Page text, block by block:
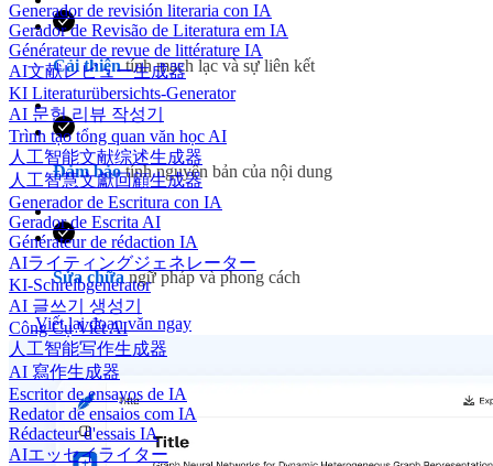
Generador de revisión literaria con IA
Gerador de Revisão de Literatura em IA
Générateur de revue de littérature IA
AI文献レビュー生成器
KI Literaturübersichts-Generator
AI 문헌 리뷰 작성기
Trình tạo tổng quan văn học AI
人工智能文献综述生成器
人工智慧文獻回顧生成器
Generador de Escritura con IA
Gerador de Escrita AI
Générateur de rédaction IA
AIライティングジェネレーター
KI-Schreibgenerator
AI 글쓰기 생성기
Công Cụ Viết AI
人工智能写作生成器
AI 寫作生成器
Escritor de ensayos de IA
Redator de ensaios com IA
Rédacteur d'essais IA
AIエッセイライター
Cải thiệntính mạch lạc và sự liên kết
Đảm bảotính nguyên bản của nội dung
Sửa chữangữ pháp và phong cách
Viết lại đoạn văn ngay